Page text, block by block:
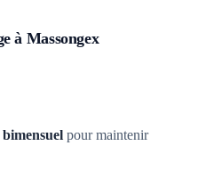
à Massongex
bimensuel pour maintenir